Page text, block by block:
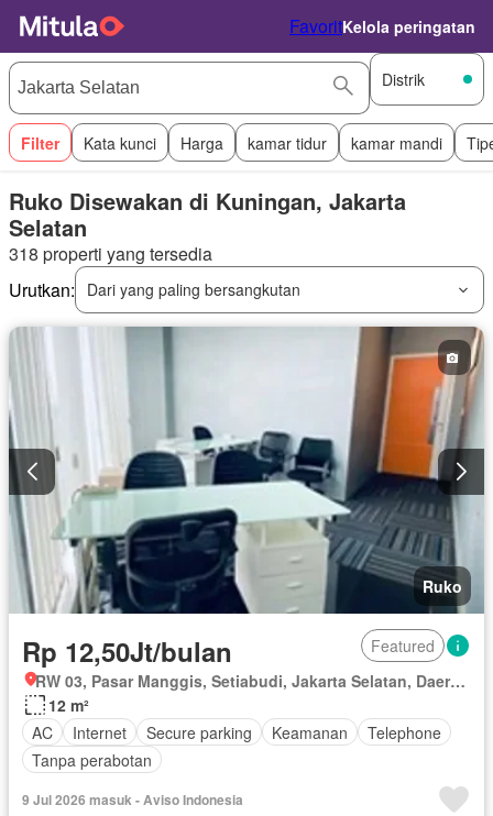
FavoritKelola peringatan
Distrik
Filter Kata kunci Harga kamar tidur kamar mandi
Ruko Disewakan di Kuningan, Jakarta
Selatan
318 properti yang tersedia
Urutkan:
Dari yang paling bersangkutan
Ruko
Rp 12,50Jt/bulan
Featured
RW 03, Pasar Manggis, Setiabudi, Jakarta Selatan, Daerah Khusus Ibukota Jakarta
12 m²
AC
Internet Secure parking Keamanan
Telephone
Tanpa perabotan
9 Jul 2026 masuk - Aviso Indonesia